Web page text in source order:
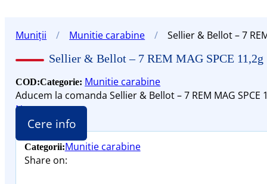
Muniții / Munitie carabine / Sellier & Bellot – 7
Sellier & Bellot – 7 REM MAG SPCE 11,2g
COD:Categorie: Munitie carabine
Aducem la comanda Sellier & Bellot – 7 REM MAG
Nou
Cere info
Categorii:Munitie carabine
Share on: